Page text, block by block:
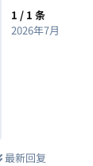
1 / 1 条
2026年7月
最新回复